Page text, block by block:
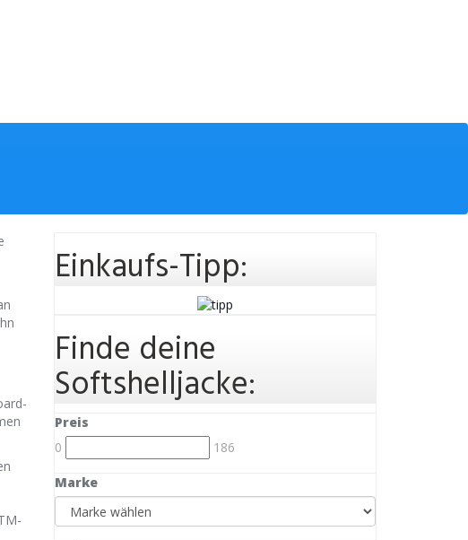
Einkaufs-Tipp:
Finde deine
Softshelljacke:
Preis
0
186
Marke